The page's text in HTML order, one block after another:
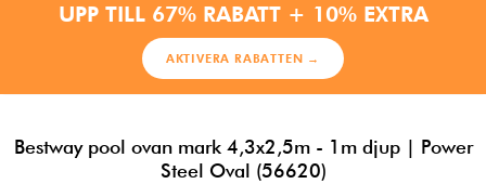
UPP TILL 67% RABATT + 10% EXTRA
AKTIVERA RABATTEN →
Bestway pool ovan mark 4,3x2,5m - 1m djup | Power
Steel Oval (56620)